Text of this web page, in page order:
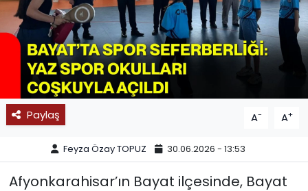
Paylaş A- A+
Feyza Özay TOPUZ 30.06.2026 - 13:53
Afyonkarahisar’ın Bayat ilçesinde, Bayat
11:11 MANŞET